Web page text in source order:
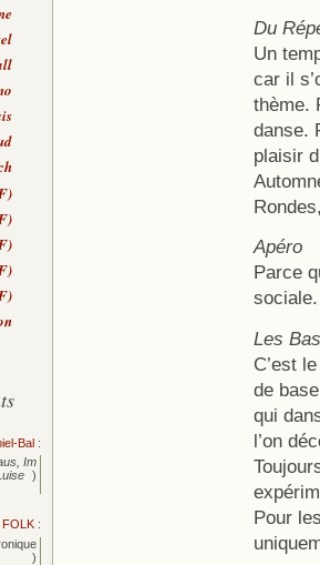
Du
Un
car il
thème.
danse.
plaisir
Apéro
Parce
Les
C’est
de
qui
l’on
Pour
Bal :
Im
)
FOLK :
)